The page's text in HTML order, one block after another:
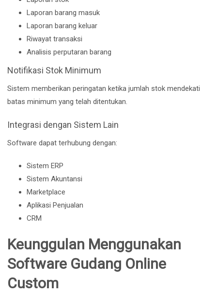
Laporan barang masuk
Laporan barang keluar
Riwayat transaksi
Analisis perputaran barang
Notifikasi Stok Minimum
Sistem memberikan peringatan ketika jumlah stok mendekati
batas minimum yang telah ditentukan.
Integrasi dengan Sistem Lain
Software dapat terhubung dengan:
Sistem ERP
Sistem Akuntansi
Marketplace
Aplikasi Penjualan
CRM
Keunggulan Menggunakan
Software Gudang Online
Custom